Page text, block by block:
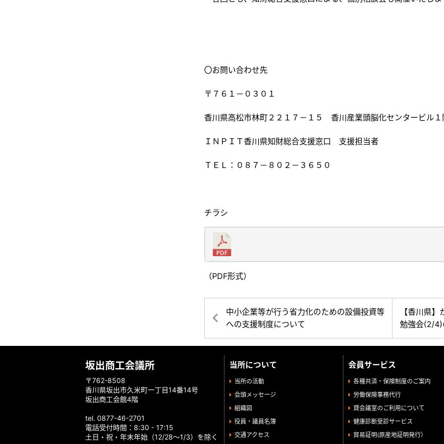
〇お問い合わせ先
〒７６１－０３０１
香川県高松市林町２２１７－１５ 香川産業頭脳化センタービル１
ＩＮＰＩＴ香川県知財総合支援窓口 支援担当者
ＴＥＬ：０８７－８０２－３６５０
チラシ
（PDF形式）
中小企業等が行う省力化のための設備投資等
への支援制度について
【香川県
勉強会(2/4)
坂出商工会議所
〒762-8508
香川県坂出市久米町一丁目14番14号
坂出商工会館4階
tel. 0877-46-2701
電話受付時間：8:30 - 17:15
土日・祝・年末年始（12/28～1/3）を除く
当所について
当所の活動
会頭メッセージ
組織図
役員・議員名簿
交通アクセス
会員サービス
各種共済・保険制度のご案内
労働保険事務代行
貸会議室のご利用について
健康診断受診サービス
貿易証明(原産地証明発行）